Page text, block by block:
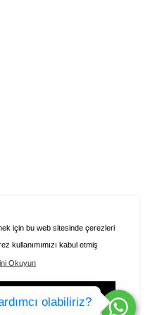
için bu web sitesinde çerezleri
kullanımımızı kabul etmiş
Okuyun
olabiliriz?